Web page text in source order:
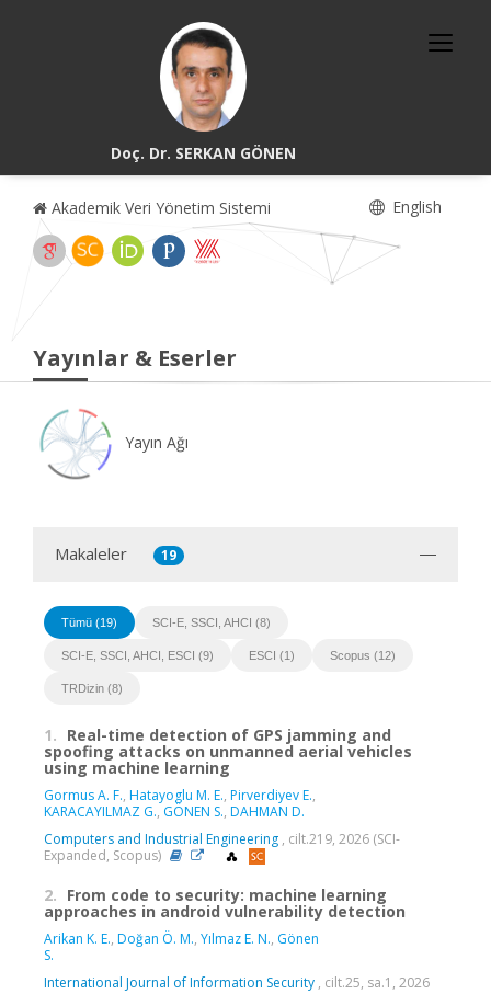
Doç. Dr. SERKAN GÖNEN
Akademik Veri Yönetim Sistemi English
Yayınlar & Eserler
Yayın Ağı
Makaleler 19
Tümü (19) SCI-E, SSCI, AHCI (8)
SCI-E, SSCI, AHCI, ESCI (9) ESCI (1) Scopus (12)
TRDizin (8)
1. Real-time detection of GPS jamming and
spoofing attacks on unmanned aerial vehicles
using machine learning
Gormus A. F., Hatayoglu M. E., Pirverdiyev E.,
KARACAYILMAZ G., GÖNEN S., DAHMAN D.
Computers and Industrial Engineering , cilt.219, 2026 (SCI-
Expanded, Scopus)
2. From code to security: machine learning
approaches in android vulnerability detection
Arikan K. E., Doğan Ö. M., Yılmaz E. N., Gönen
S.
International Journal of Information Security , cilt.25, sa.1, 2026